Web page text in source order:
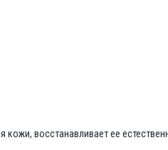
восстанавливает ее